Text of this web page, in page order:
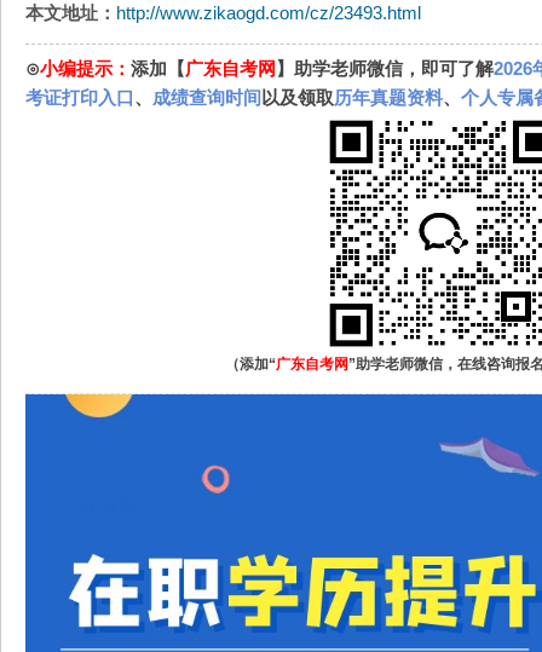
本文地址： http://www.zikaogd.com/cz/23493.html
⊙小编提示： 添加【广东自考网 】助学老师微信，即可了解2026
考证打印入口、 成绩查询时间 以及领取历年真题资料、 个人专属
（添加“广东自考网 ”助学老师微信，在线咨询报